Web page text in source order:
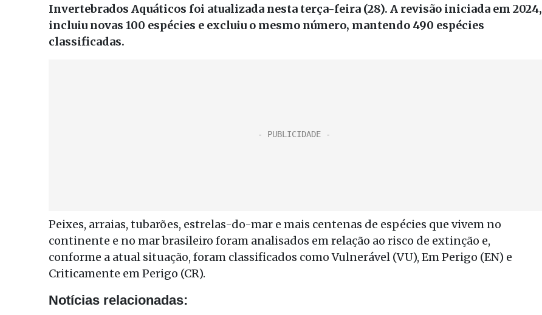
Invertebrados Aquáticos foi atualizada nesta terça-feira (28). A revisão iniciada em 2024,
incluiu novas 100 espécies e excluiu o mesmo número, mantendo 490 espécies
classificadas.
Peixes, arraias, tubarões, estrelas-do-mar e mais centenas de espécies que vivem no
continente e no mar brasileiro foram analisados em relação ao risco de extinção e,
conforme a atual situação, foram classificados como Vulnerável (VU), Em Perigo (EN) e
Criticamente em Perigo (CR).
Notícias relacionadas: